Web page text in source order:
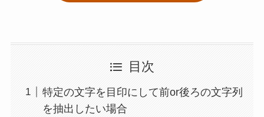
目次
特定の文字を目印にして前or後ろの文字列
を抽出したい場合